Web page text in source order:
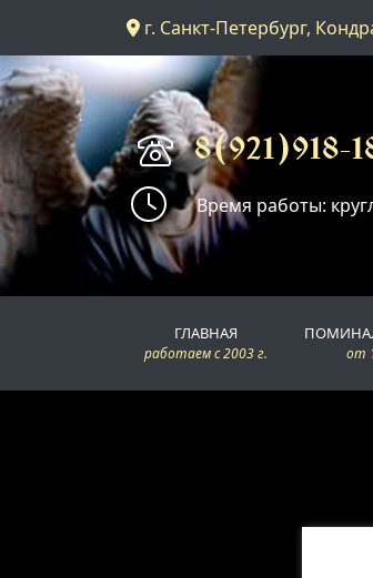
г. Санкт-Петербург,
Главная
Поминальное
Поминальные
Доставка
Контакты
8(921)918-
Время работы:
ГЛАВНАЯ
работаем с 2003 г. от